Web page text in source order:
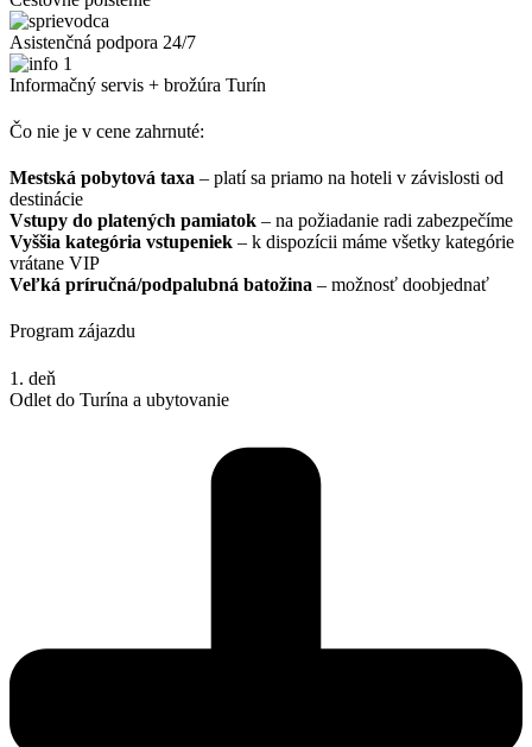
Asistenčná podpora 24/7
Informačný servis + brožúra Turín
Čo nie je v cene zahrnuté:
Mestská pobytová taxa – platí sa priamo na hoteli v závislosti od
destinácie
Vstupy do platených pamiatok – na požiadanie radi zabezpečíme
Vyššia kategória vstupeniek – k dispozícii máme všetky kategórie
vrátane VIP
Veľká príručná/podpalubná batožina – možnosť doobjednať
Program zájazdu
1. deň
Odlet do Turína a ubytovanie